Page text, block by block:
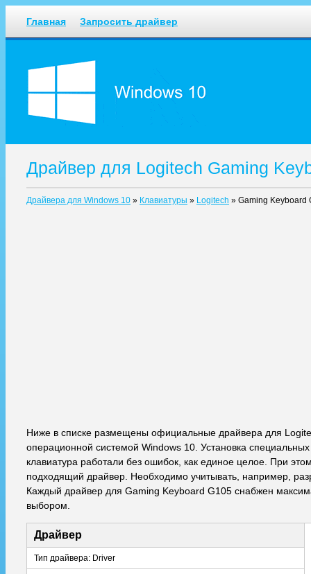
Главная Запросить драйвер
Драйвер для Logitech Gaming
Драйвера для Windows 10 » Клавиатуры » Logitech » Gaming Keyboard
Ниже в списке размещены официальные драйвера для
операционной системой Windows 10. Установка
клавиатура работали без ошибок, как единое целое. При
подходящий драйвер. Необходимо учитывать, например,
Каждый драйвер для Gaming Keyboard G105 снабжен
выбором.
Драйвер
Тип драйвера: Driver